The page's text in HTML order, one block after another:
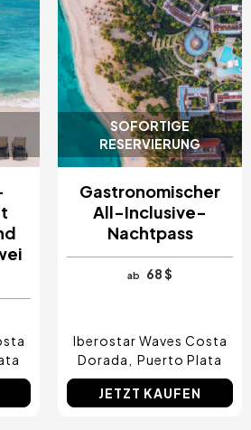
SOFORTIGE
RESERVIERUNG
Gastronomischer
All-Inclusive-
Nachtpass
ab 68 $
Iberostar Waves Costa
Dorada
Puerto Plata
JETZT KAUFEN